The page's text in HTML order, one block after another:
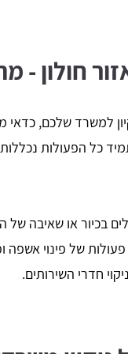
חולון
למשרד שלכם,
כל הפעולות
בכיור או שאיבה
של פינוי אשפה
חדרי השירותים.